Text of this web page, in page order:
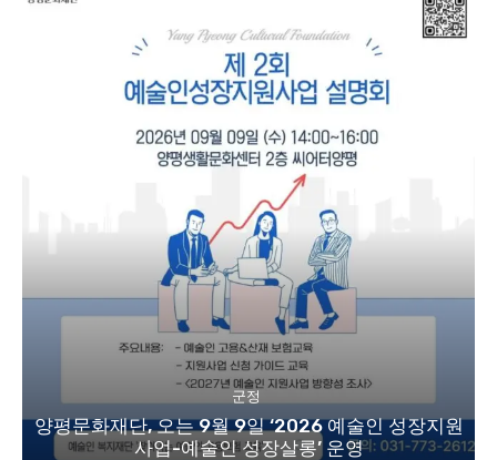
군정
양평문화재단, 오는 9월 9일 ‘2026 예술인 성장지원
사업-예술인 성장살롱’ 운영